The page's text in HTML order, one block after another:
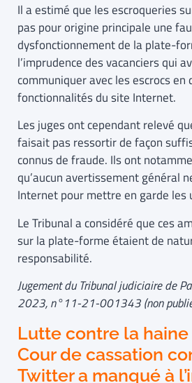
Il a estimé que les escroqueries
pas pour origine principale une
dysfonctionnement de la plate-
l’imprudence des vacanciers qui
communiquer avec les escrocs en
fonctionnalités du site Internet.
Les juges ont cependant relevé
faisait pas ressortir de façon
connus de fraude. Ils ont
qu’aucun avertissement général
Internet pour mettre en garde les
Le Tribunal a considéré que ces
sur la plate-forme étaient de
responsabilité.
Jugement du Tribunal judiciaire de
2023, n°11-21-001343 (non
Lutte contre la
Cour de cassation
Twitter a manqué à